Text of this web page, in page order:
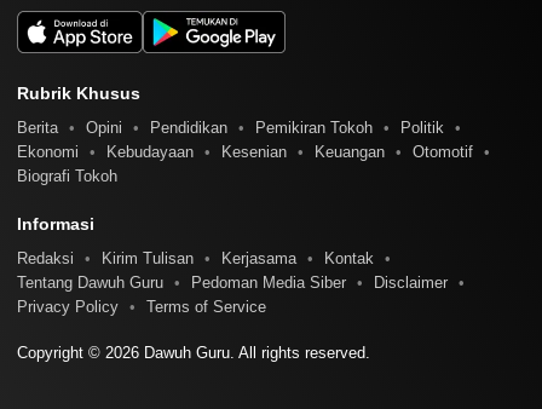
Rubrik Khusus
Berita Opini Pendidikan Pemikiran Tokoh
Politik
Ekonomi
Kebudayaan Kesenian Keuangan
Otomotif
Biografi Tokoh
Informasi
Redaksi Kirim Tulisan Kerjasama
Kontak
Tentang Dawuh Guru
Pedoman Media Siber
Disclaimer
Privacy Policy
Terms of Service
Copyright © 2026 Dawuh Guru. All rights reserved.